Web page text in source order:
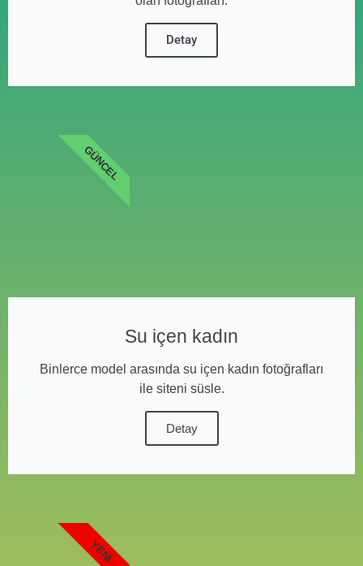
Detay
Su içen kadın
Binlerce model arasında su içen kadın fotoğrafları
ile siteni süsle.
Detay
GÜNCEL
YENI